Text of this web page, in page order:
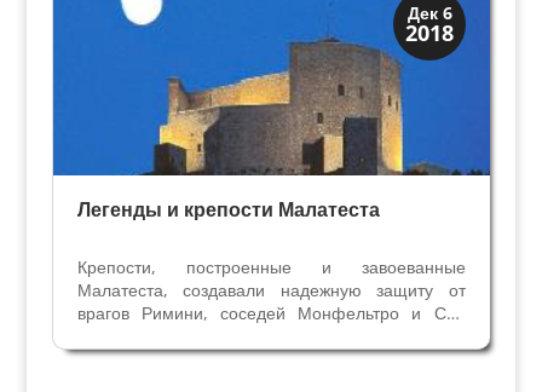
Дек 6
2018
Папская область
Легенды и крепости Малатеста
Крепости, построенные и завоеванные
Малатеста, создавали надежную защиту от
врагов Римини, соседей Монфельтро и Сан
резиденциями становились любимыми местами